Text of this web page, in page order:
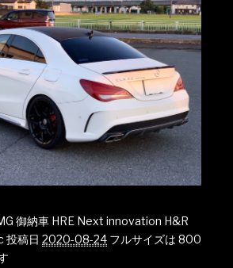
御納車 HRE Next innovation H&R
投稿日 2020-08-24 フルサイズは 800